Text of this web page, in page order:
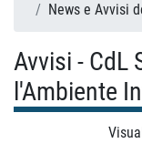
News e Avvisi
Avvisi - CdL
l'Ambiente